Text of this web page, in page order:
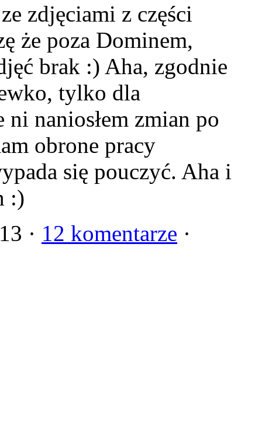
zdjęciami z części
że poza Dominem,
brak :) Aha, zgodnie
tylko dla
ni naniosłem zmian po
obrone pracy
się pouczyć. Aha i
:)
· 12 komentarze ·